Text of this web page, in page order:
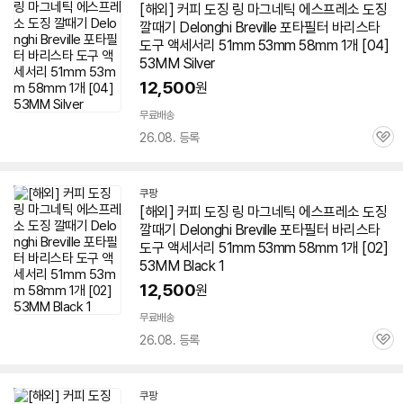
[해외] 커피 도징 링 마그네틱 에스프레소 도징
깔때기 Delonghi Breville 포타필터 바리스타
도구 액세서리 51mm 53mm 58mm 1개 [04]
53MM Silver
12,500원
무료배송
26.08. 등록
관
쿠팡
[해외] 커피 도징 링 마그네틱 에스프레소 도징
깔때기 Delonghi Breville 포타필터 바리스타
도구 액세서리 51mm 53mm 58mm 1개 [02]
53MM Black 1
12,500원
무료배송
26.08. 등록
관
쿠팡